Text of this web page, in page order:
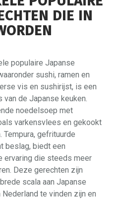
DIE IN
populaire Japanse
sushi, ramen en
vis en sushirijst, is een
de Japanse keuken.
noedelsoep met
varkensvlees en gekookt
gefrituurde
beslag, biedt een
ervaring die steeds meer
Deze gerechten zijn
scala aan Japanse
te vinden zijn en